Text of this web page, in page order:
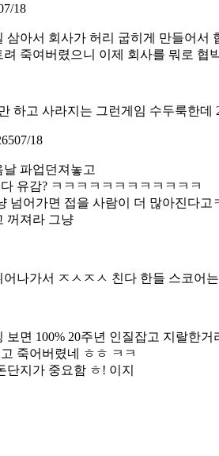
18
삼아서 회사가 허리 굽히게 만들어서
려 죽여버렸으니 이제 회사를 뭐로 협
하고 사라지는 그런게임 수두룩한
07/18
날 파업던져놓고
유감? ㅋㅋㅋㅋㅋㅋㅋㅋㅋㅋㅋㅋ
넘어가면 접을 사람이 더 많아진다고
꺼져라 그냥
나가서 ㅈㅅㅈㅅ 친다 한들 스코어
보면 100% 20주년 인질잡고 지랄한거
죽어버렸네 ㅎㅎ ㅋㅋ
단지가 중요함 ㅎ! 이지